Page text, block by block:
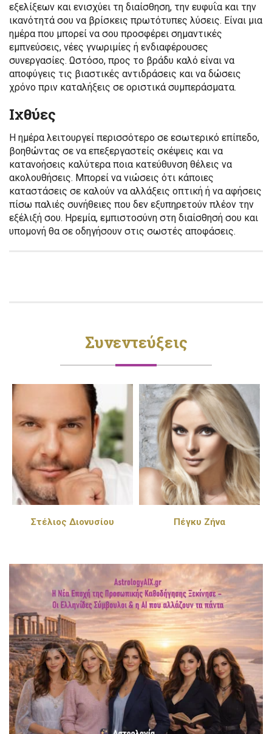
εξελίξεων και ενισχύει τη διαίσθηση, την ευφυΐα και την
ικανότητά σου να βρίσκεις πρωτότυπες λύσεις. Είναι μια
ημέρα που μπορεί να σου προσφέρει σημαντικές
εμπνεύσεις, νέες γνωριμίες ή ενδιαφέρουσες
συνεργασίες. Ωστόσο, προς το βράδυ καλό είναι να
αποφύγεις τις βιαστικές αντιδράσεις και να δώσεις
χρόνο πριν καταλήξεις σε οριστικά συμπεράσματα.
Ιχθύες
Η ημέρα λειτουργεί περισσότερο σε εσωτερικό επίπεδο,
βοηθώντας σε να επεξεργαστείς σκέψεις και να
κατανοήσεις καλύτερα ποια κατεύθυνση θέλεις να
ακολουθήσεις. Μπορεί να νιώσεις ότι κάποιες
καταστάσεις σε καλούν να αλλάξεις οπτική ή να αφήσεις
πίσω παλιές συνήθειες που δεν εξυπηρετούν πλέον την
εξέλιξή σου. Ηρεμία, εμπιστοσύνη στη διαίσθησή σου και
υπομονή θα σε οδηγήσουν στις σωστές αποφάσεις.
Συνεντεύξεις
Στέλιος Διονυσίου Πέγκυ Ζήνα